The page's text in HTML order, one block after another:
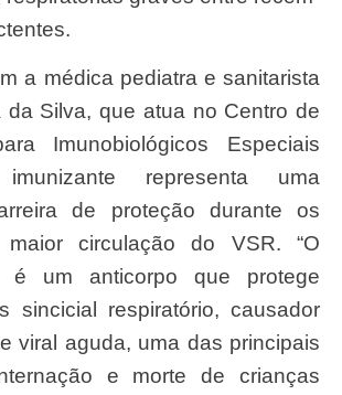
da Silva, que atua no Centro de
Imunobiológicos Especiais
representa uma
de proteção durante os
circulação do VSR. “O
é um anticorpo que protege
sincicial respiratório, causador
viral aguda, uma das principais
e morte de crianças